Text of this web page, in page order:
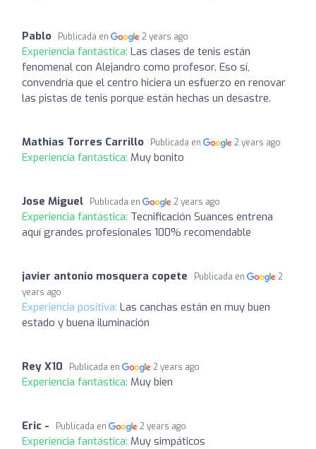
Pablo Publicada en 2 years ago
Experiencia fantástica: Las clases de tenis están
fenomenal con Alejandro como profesor. Eso sí,
convendría que el centro hiciera un esfuerzo en renovar
las pistas de tenis porque están hechas un desastre.
Mathias Torres Carrillo Publicada en 2 years ago
Experiencia fantástica: Muy bonito
Jose Miguel Publicada en 2 years ago
Experiencia fantástica: Tecnificación Suances entrena
aquí grandes profesionales 100% recomendable
javier antonio mosquera copete Publicada en
2
years ago
Experiencia positiva: Las canchas están en muy buen
estado y buena iluminación
Rey X10 Publicada en 2 years ago
Experiencia fantástica: Muy bien
Eric - Publicada en 2 years ago
Experiencia fantástica: Muy simpáticos